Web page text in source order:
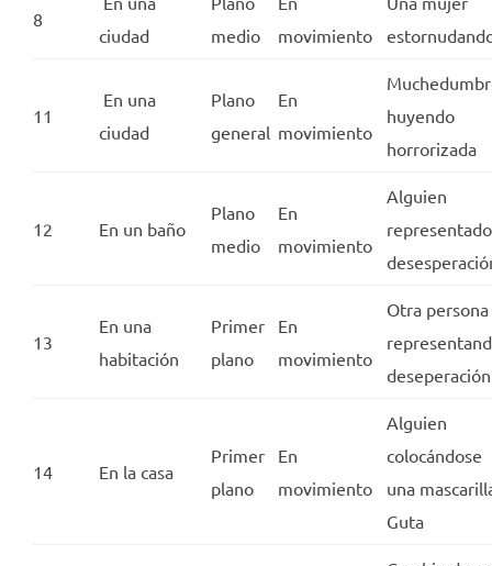
8
ciudad
medio
movimiento
11
En una
ciudad
Plano
general
En
movimiento
huyendo
horrorizada
12 En un baño
Plano
medio
En
movimiento
Alguien
representado
13
En una
habitación
Primer
plano
En
movimiento
Otra persona
deseperación
14 En la casa
Primer
plano
En
movimiento
Alguien
colocándose
una
Guta